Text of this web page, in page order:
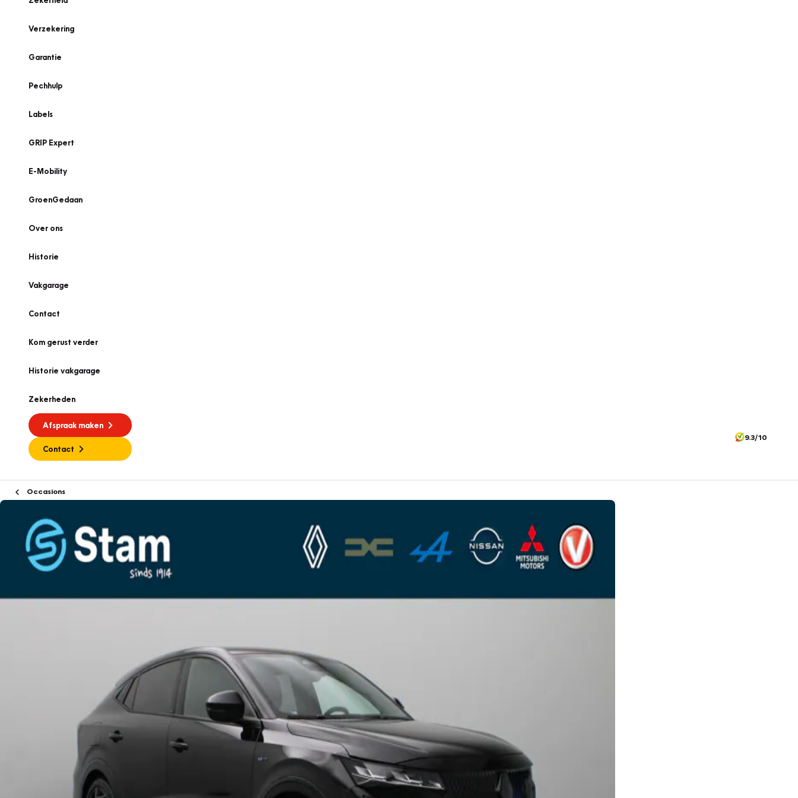
Verzekering
Garantie
Pechhulp
Labels
GRIP Expert
E-Mobility
GroenGedaan
Over ons
Historie
Vakgarage
Contact
Kom gerust verder
Historie vakgarage
Zekerheden
Afspraak maken
Contact
9.3/10
Occasions